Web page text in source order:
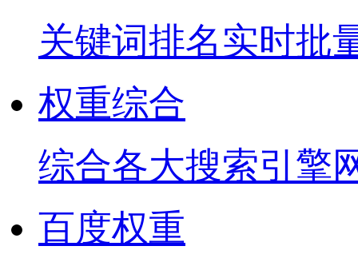
关键词排名实时批
权重综合
综合各大搜索引擎
百度权重